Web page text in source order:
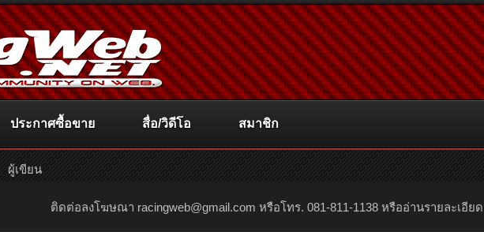
ติดต่อลงโฆษณา racingweb@gmail.com หรือโทร. 081-811-1138 หรืออ่านรายละเอีย
ผู้เขียน
ประกาศซื้อขาย สื่อ/วิดีโอ สมาชิก